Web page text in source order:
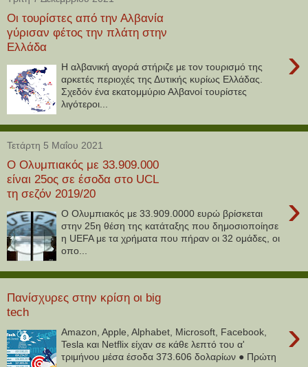
Οι τουρίστες από την Αλβανία
γύρισαν φέτος την πλάτη στην
Ελλάδα
›
Η αλβανική αγορά στήριζε με τον τουρισμό της
αρκετές περιοχές της Δυτικής κυρίως Ελλάδας.
Σχεδόν ένα εκατομμύριο Αλβανοί τουρίστες
λιγότεροι...
Τετάρτη 5 Μαΐου 2021
Ο Ολυμπιακός με 33.909.000
είναι 25ος σε έσοδα στο UCL
τη σεζόν 2019/20
›
Ο Ολυμπιακός με 33.909.0000 ευρώ βρίσκεται
στην 25η θέση της κατάταξης που δημοσιοποίησε
η UEFA με τα χρήματα που πήραν οι 32 ομάδες, οι
οπο...
Πανίσχυρες στην κρίση οι big
tech
›
Amazon, Apple, Alphabet, Microsoft, Facebook,
Tesla και Netflix είχαν σε κάθε λεπτό του α'
τριμήνου μέσα έσοδα 373.606 δολαρίων ● Πρώτη